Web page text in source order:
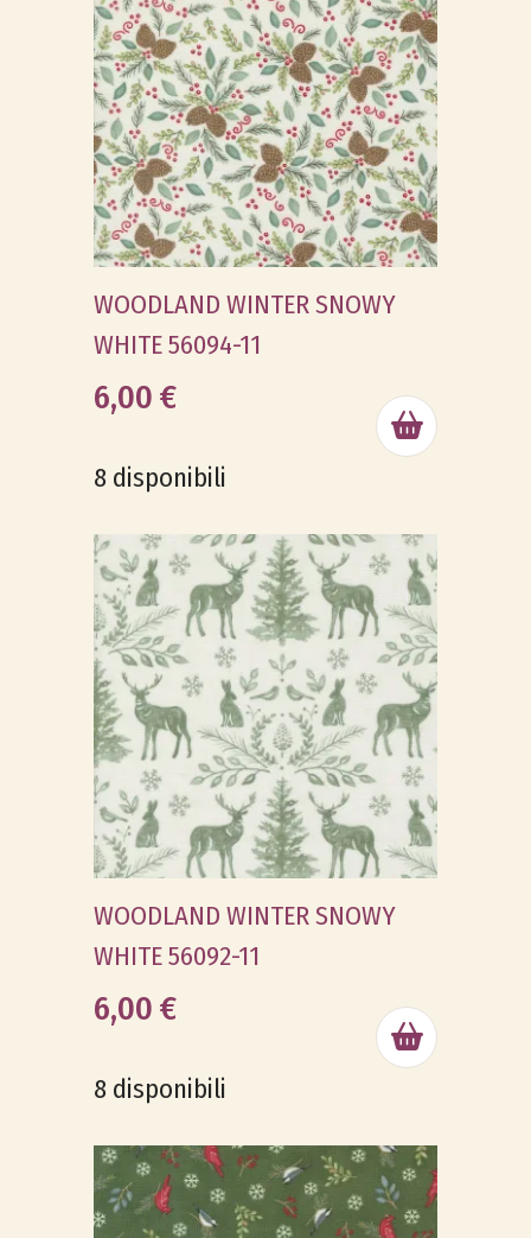
WOODLAND WINTER SNOWY
WHITE 56094-11
6,00 €
8 disponibili
WOODLAND WINTER SNOWY
WHITE 56092-11
6,00 €
8 disponibili